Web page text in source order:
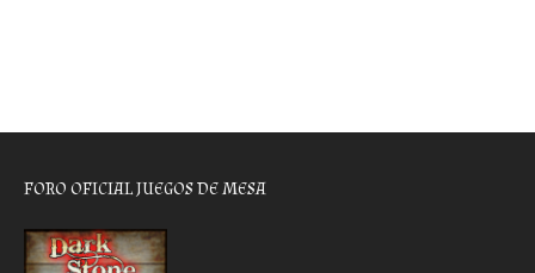
FORO OFICIAL JUEGOS DE MESA